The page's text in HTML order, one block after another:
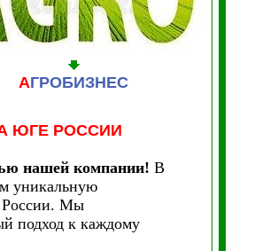
АГРОБИЗНЕС
ЮГЕ РОССИИ
нашей компании! В
уникальную
России. Мы
подход к каждому